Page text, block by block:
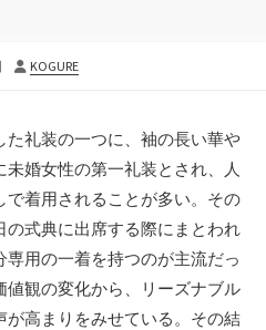
投
KOGURE
た礼装の一つに、袖の長い華や
未婚女性の第一礼装とされ、人
着用されることが多い。その
式典に出席する際にまとわれ
用の一着を持つのが主流だっ
観の変化から、リーズナブル
高まりをみせている。その結